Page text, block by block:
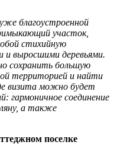
благоустроенной
участок,
стихийную
и выросшими деревьями.
сохранить большую
территорией и найти
визита можно будет
гармоничное соединение
а также
поселке